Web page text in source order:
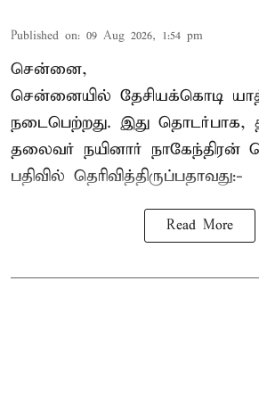
Published on: 09 Aug 2026, 1:54 pm
சென்னை,
சென்னையில் தேசியக்கொடி
நடைபெற்றது. இது தொடர்பாக,
தலைவர் நயினார் நாகேந்திரன்
பதிவில் தெரிவித்திருப்பதாவது:-
Read More